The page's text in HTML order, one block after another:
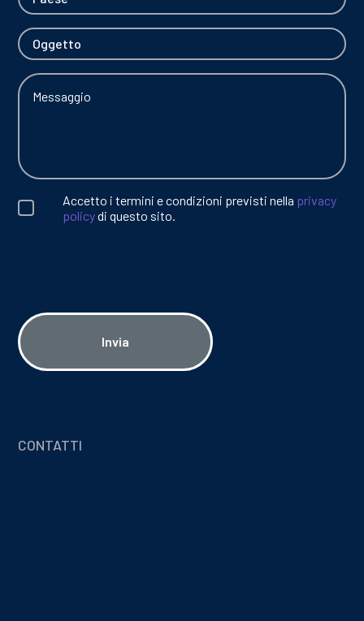
Accetto i termini e condizioni previsti nella privacy
policydi questo sito.
Invia
CONTATTI